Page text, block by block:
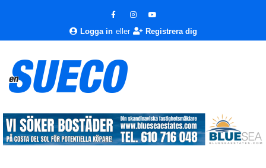
Logga in eller Registrera dig